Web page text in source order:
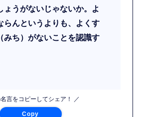
ょうがないじゃないか。よ
らんというよりも、よくす
みち）がないことを認識す
言をコピーしてシェア！ ／
Copy